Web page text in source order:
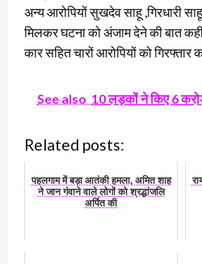
अन्य आरोपियों सुखदेव साहू ,गिरधारी
मिलकर घटना को अंजाम देने की बात
कार सहित चारों आरोपियों को गिरफ्तार
See also 10 लड़कों ने किए 6
Related posts:
पहलगाम में बड़ा आतंकी हमला, अमित शाह
ने जान गंवाने वाले लोगों को श्रद्धांजलि
अर्पित की